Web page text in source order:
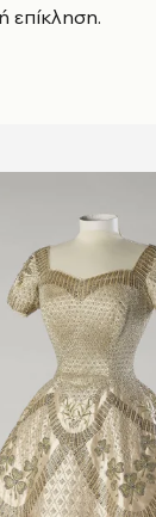
επίκληση.